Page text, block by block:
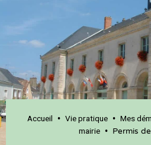
Accueil • Vie pratique • Mes
mairie • Permis